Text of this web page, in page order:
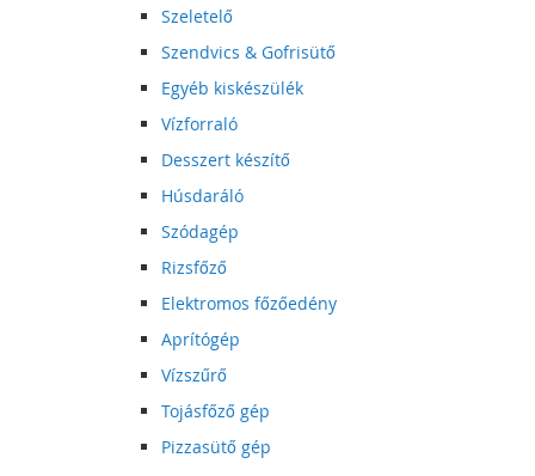
Szeletelő
Szendvics & Gofrisütő
Egyéb kiskészülék
Vízforraló
Desszert készítő
Húsdaráló
Szódagép
Rizsfőző
Elektromos főzőedény
Aprítógép
Vízszűrő
Tojásfőző gép
Pizzasütő gép